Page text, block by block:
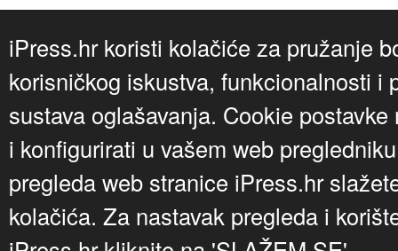
iPress.hr koristi kolačiće za pružanje
korisničkog iskustva, funkcionalnosti i
sustava oglašavanja. Cookie
i konfigurirati u vašem web
pregleda web stranice iPress.hr
kolačića. Za nastavak pregleda i